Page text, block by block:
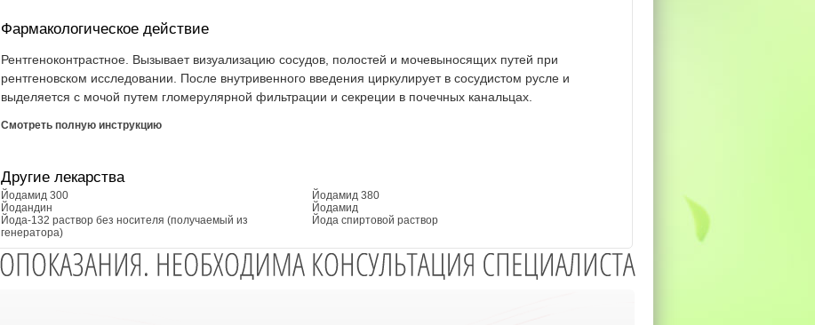
Фармакологическое действие
Рентгеноконтрастное. Вызывает визуализацию сосудов, полостей и мочевыносящих путей при
рентгеновском исследовании. После внутривенного введения циркулирует в сосудистом русле и
выделяется с мочой путем гломерулярной фильтрации и секреции в почечных канальцах.
Смотреть полную инструкцию
Другие лекарства
Йодамид 300
Йодамид 380
Йодандин
Йодамид
Йода-132 раствор без носителя (получаемый из
генератора)
Йода спиртовой раствор